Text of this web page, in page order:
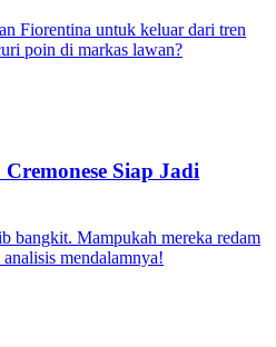
Fiorentina untuk keluar dari tren
poin di markas lawan?
Siap Jadi
bangkit. Mampukah mereka redam
mendalamnya!